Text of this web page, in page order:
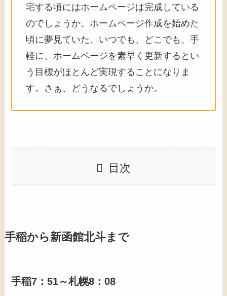
宅する頃にはホームページは完成している
のでしょうか。ホームページ作成を始めた
頃に夢見ていた、いつでも、どこでも、手
軽に、ホームページを素早く更新するとい
う目標がほとんど実現することになりま
す。さぁ、どうなるでしょうか。
目次
手稲から新函館北斗まで
手稲7：51～札幌8：08